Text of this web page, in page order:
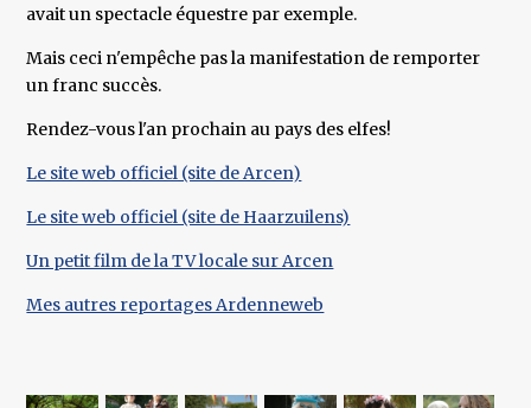
avait un spectacle équestre par exemple.
Mais ceci n'empêche pas la manifestation de remporter
un franc succès.
Rendez-vous l'an prochain au pays des elfes!
Le site web officiel (site de Arcen)
Le site web officiel (site de Haarzuilens)
Un petit film de la TV locale sur Arcen
Mes autres reportages Ardenneweb